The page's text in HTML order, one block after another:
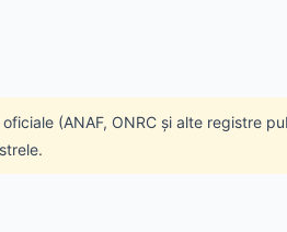
(ANAF, ONRC și alte registre